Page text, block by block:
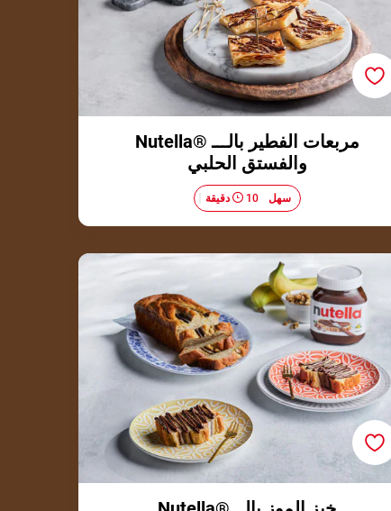
مربعات الفطير بالـــ ®Nutella
والفستق الحلبي
سهل 10 دقيقة
خبز الموز بالــ ®Nutella